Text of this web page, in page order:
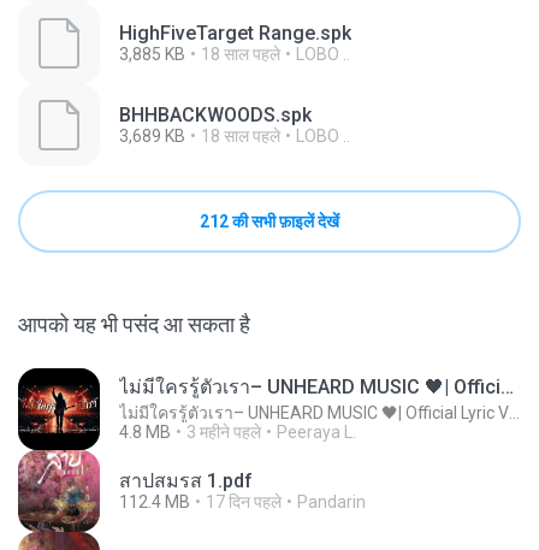
HighFiveTarget Range.spk
3,885 KB 18 साल पहले LOBO ..
BHHBACKWOODS.spk
3,689 KB 18 साल पहले LOBO ..
212 की सभी फ़ाइलें देखें
आपको यह भी पसंद आ सकता है
ไม่มีใครรู้ตัวเรา– UNHEARD MUSIC 🖤| Official Lyric Video | เพลงสู้ชีวิต
4.8 MB
3 महीने पहले Peeraya L.
สาปสมรส 1.pdf
112.4 MB 17 दिन पहले Pandarin